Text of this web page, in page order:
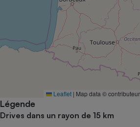
Leaflet | Map data ©
Légende
Drives dans un rayon de 15 km